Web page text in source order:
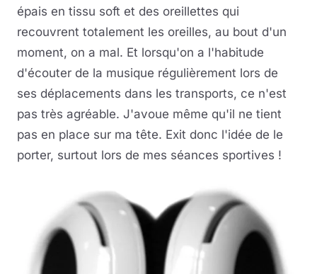
épais en tissu soft et des oreillettes qui
recouvrent totalement les oreilles, au bout d'un
moment, on a mal. Et lorsqu'on a l'habitude
d'écouter de la musique régulièrement lors de
ses déplacements dans les transports, ce n'est
pas très agréable. J'avoue même qu'il ne tient
pas en place sur ma tête. Exit donc l'idée de le
porter, surtout lors de mes séances sportives !